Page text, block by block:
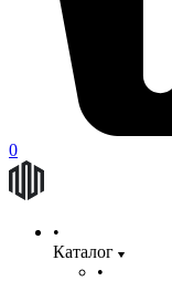
0
Каталог